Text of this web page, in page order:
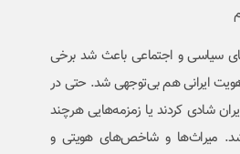
سیاسی و اجتماعی باعث شد برخی
ایرانی هم بی‌توجهی شد. حتی در
شادی کردند یا زمزمه‌هایی هرچند
میراث‌ها و شاخص‌های هویتی و